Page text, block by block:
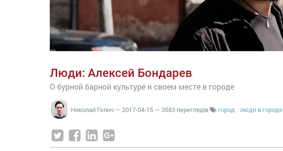
Люди: Алексей Бондарев
О бурной барной культуре и своем месте в городе
Николай Гелич — 2017-04-15 — 3583 переглядів город люди в городе